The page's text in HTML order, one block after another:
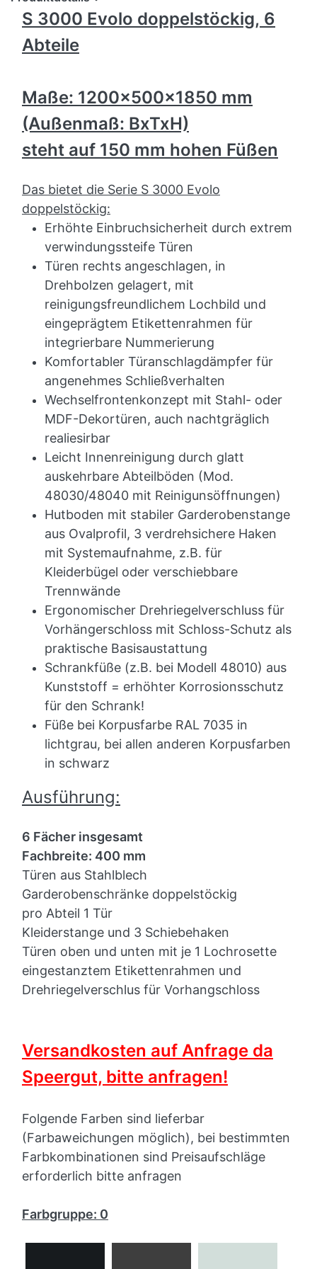
S 3000 Evolo doppelstöckig, 6
Abteile
Maße: 1200x500x1850 mm
(Außenmaß: BxTxH)
steht auf 150 mm hohen Füßen
Das bietet die Serie S 3000 Evolo
doppelstöckig:
Erhöhte Einbruchsicherheit durch extrem
verwindungssteife Türen
Türen rechts angeschlagen, in
Drehbolzen gelagert, mit
reinigungsfreundlichem Lochbild und
eingeprägtem Etikettenrahmen für
integrierbare Nummerierung
Komfortabler Türanschlagdämpfer für
angenehmes Schließverhalten
Wechselfrontenkonzept mit Stahl- oder
MDF-Dekortüren, auch nachtgräglich
realiesirbar
Leicht Innenreinigung durch glatt
auskehrbare Abteilböden (Mod.
48030/48040 mit Reinigunsöffnungen)
Hutboden mit stabiler Garderobenstange
aus Ovalprofil, 3 verdrehsichere Haken
mit Systemaufnahme, z.B. für
Kleiderbügel oder verschiebbare
Trennwände
Ergonomischer Drehriegelverschluss für
Vorhängerschloss mit Schloss-Schutz als
praktische Basisaustattung
Schrankfüße (z.B. bei Modell 48010) aus
Kunststoff = erhöhter Korrosionsschutz
für den Schrank!
Füße bei Korpusfarbe RAL 7035 in
lichtgrau, bei allen anderen Korpusfarben
in schwarz
Ausführung:
6 Fächer insgesamt
Fachbreite: 400 mm
Türen aus Stahlblech
Garderobenschränke doppelstöckig
pro Abteil 1 Tür
Kleiderstange und 3 Schiebehaken
Türen oben und unten mit je 1 Lochrosette
eingestanztem Etikettenrahmen und
Drehriegelverschlus für Vorhangschloss
Versandkosten auf Anfrage da
Speergut, bitte anfragen!
Folgende Farben sind lieferbar
(Farbaweichungen möglich), bei bestimmten
Farbkombinationen sind Preisaufschläge
erforderlich bitte anfragen
Farbgruppe: 0